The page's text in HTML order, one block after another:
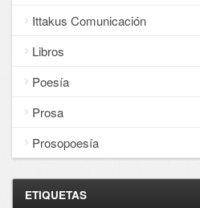
Ittakus Comunicación
Libros
Poesía
Prosa
Prosopoesía
ETIQUETAS